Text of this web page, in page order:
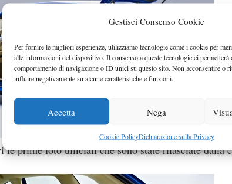
Gestisci Consenso Cookie
Per fornire le migliori esperienze, utilizziamo tecnologie come i cookie per
alle informazioni del dispositivo. Il consenso a queste tecnologie ci permetterà
comportamento di navigazione o ID unici su questo sito. Non acconsentire o
influire negativamente su alcune caratteristiche e funzioni.
Accetta Nega
Cookie PolicyDichiarazione sulla Privacy
prime foto ufficiali che sono state rilasciate dalla